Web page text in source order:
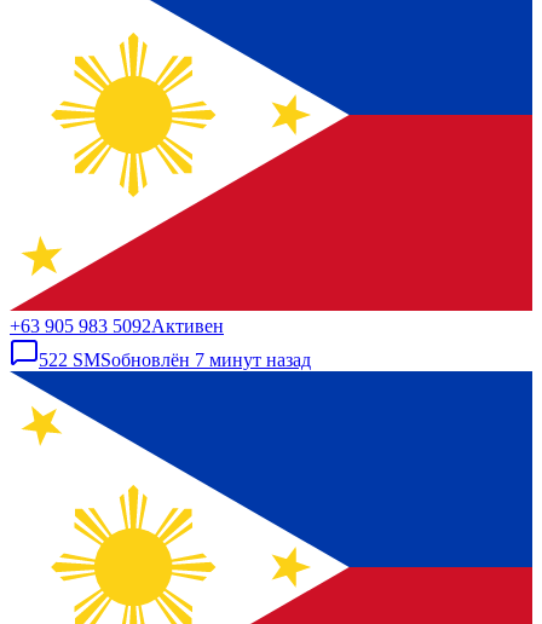
+63 905 983 5092Активен
522 SMSобновлён 7 минут назад